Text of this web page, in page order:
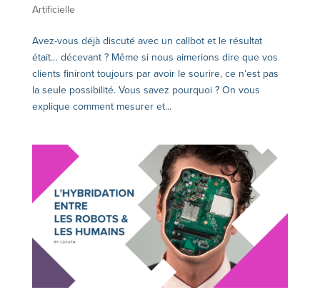
Artificielle
Avez-vous déjà discuté avec un callbot et le résultat
était… décevant ? Même si nous aimerions dire que vos
clients finiront toujours par avoir le sourire, ce n’est pas
la seule possibilité. Vous savez pourquoi ? On vous
explique comment mesurer et...